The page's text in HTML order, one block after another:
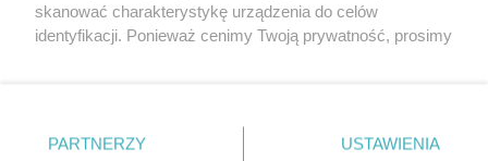
Copyright © 2022 Kurier Szczeciński sp. z o.o.
skanować charakterystykę urządzenia do celów
identyfikacji. Ponieważ cenimy Twoją prywatność, prosimy
prywatności znajdujący się w lewym dolnym rogu strony
. Niektóre rodzaje przetwarzania danych nie wymagają
PARTNERZY USTAWIENIA